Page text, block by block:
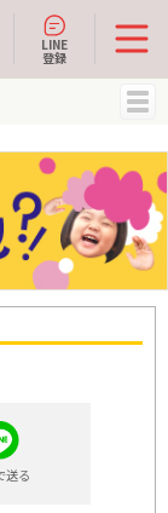
LINE
登録
送る